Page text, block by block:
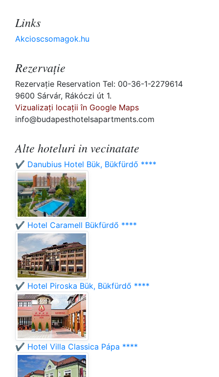
Links
Akcioscsomagok.hu
Rezervaţie
Rezervaţie Reservation Tel: 00-36-1-2279614
9600 Sárvár, Rákóczi út 1.
Vizualizați locații în Google Maps
info@budapesthotelsapartments.com
Alte hoteluri in vecinatate
✔️ Danubius Hotel Bük, Bükfürdő ****
✔️ Hotel Caramell Bükfürdő ****
✔️ Hotel Piroska Bük, Bükfürdő ****
✔️ Hotel Villa Classica Pápa ****